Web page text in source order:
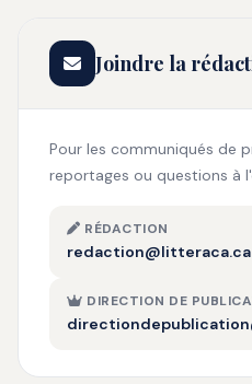
Joindre la
Pour les communiqués de
reportages ou questions à
RÉDACTION
redaction@litteraca.ca
DIRECTION DE